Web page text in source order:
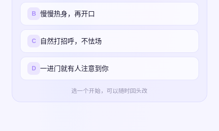
B 慢慢热身，再开口
C 自然打招呼，不怯场
D 一进门就有人注意到你
选一个开始，可以随时回头改